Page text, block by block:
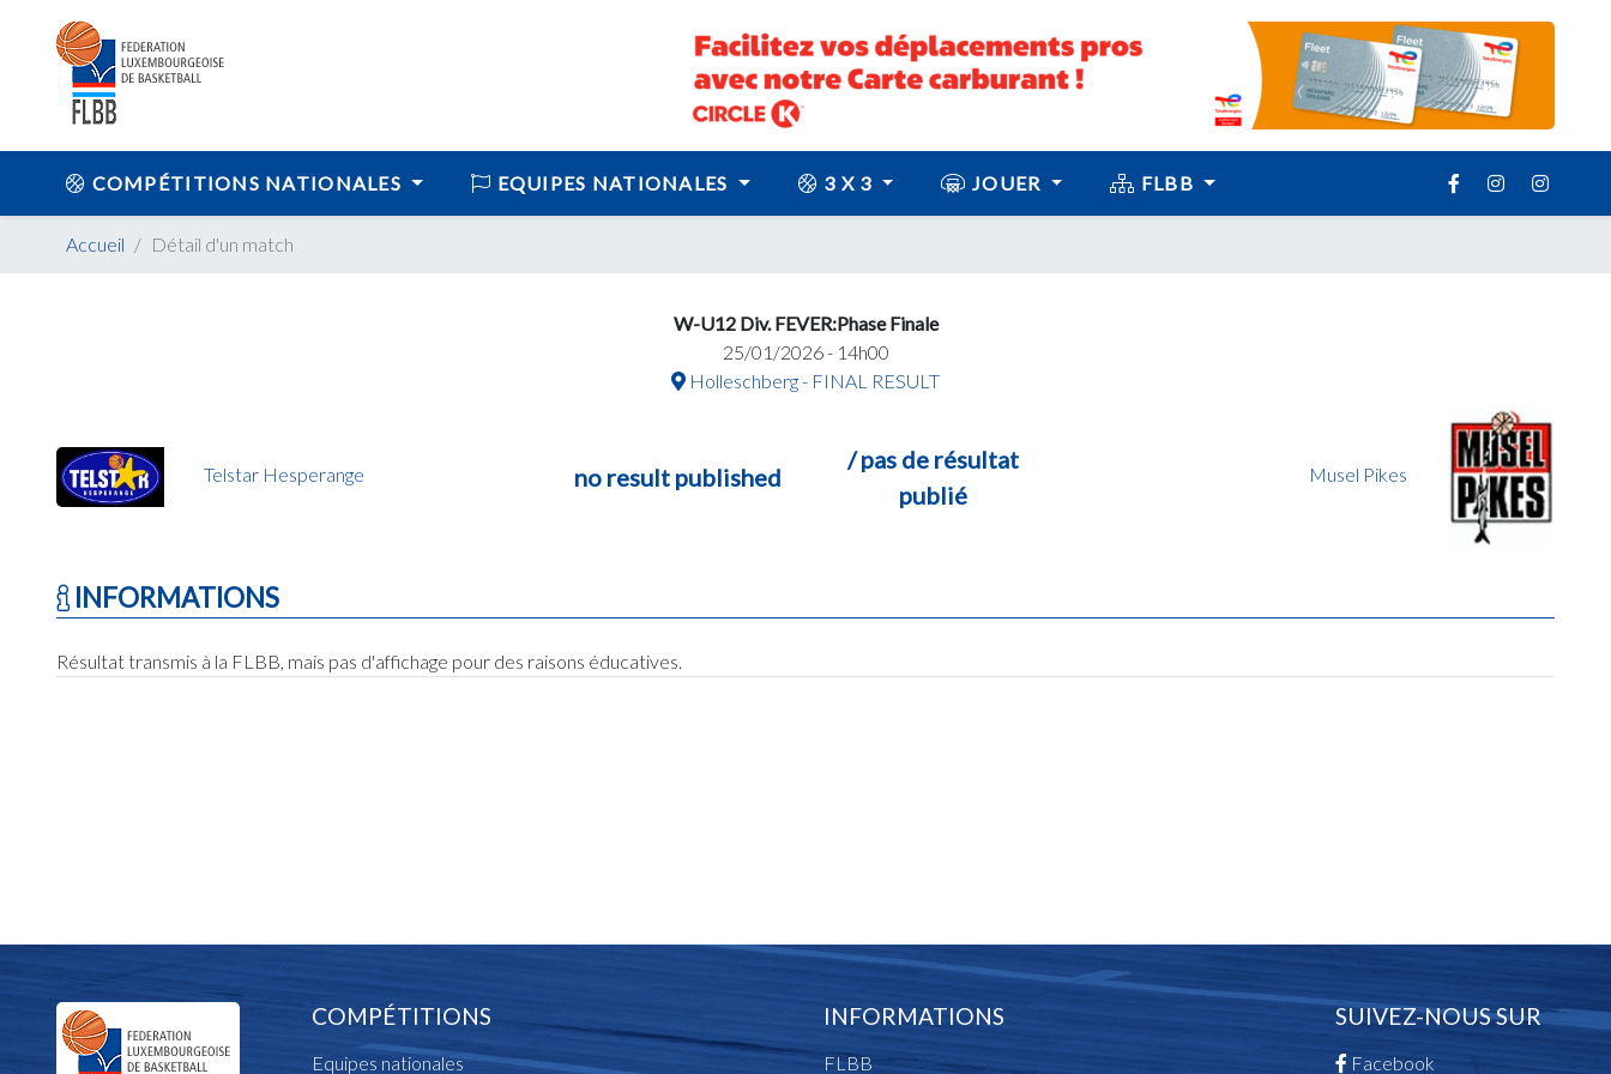
COMPÉTITIONS NATIONALES EQUIPES NATIONALES 3 X 3 JOUER FLBB
Accueil Détail d'un match
W-U12 Div. FEVER:Phase Finale
25/01/2026 - 14h00
Holleschberg - FINAL RESULT
Telstar Hesperange no result published
/ pas de résultat
publié
Musel Pikes
INFORMATIONS
Résultat transmis à la FLBB, mais pas d'affichage pour des raisons éducatives.
COMPÉTITIONS
Equipes nationales
INFORMATIONS
FLBB
SUIVEZ-NOUS SUR
Facebook